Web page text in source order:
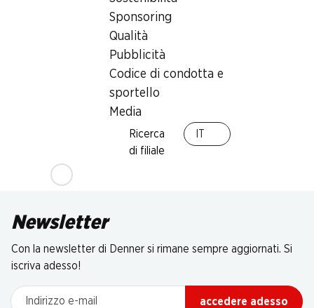
Sponsoring
Qualità
Pubblicità
Codice di condotta e
sportello
Media
Ricerca
di filiale
Newsletter
Con la newsletter di Denner si rimane sempre aggiornati. Si
iscriva adesso!
Indirizzo e-mail
accedere adesso